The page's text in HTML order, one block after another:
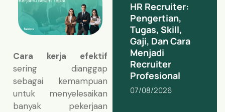
Cara kerja efektif
sering dianggap
sebagai kemampuan
untuk menyelesaikan
banyak pekerjaan
HR Recruiter:
Pengertian,
Tugas, Skill,
Gaji, Dan Cara
Menjadi
Recruiter
Profesional
07/08/2026